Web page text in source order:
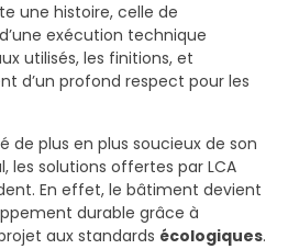
une histoire, celle de
exécution technique
utilisés, les finitions, et
d’un profond respect pour les
de plus en plus soucieux de son
solutions offertes par LCA
En effet, le bâtiment devient
durable grâce à
aux standards écologiques.